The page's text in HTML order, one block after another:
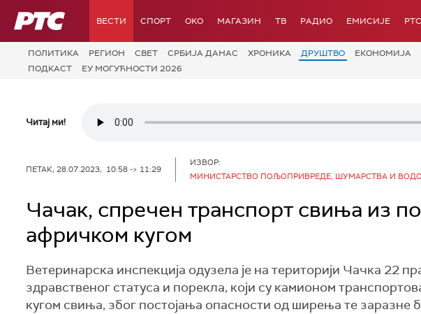
РТС ВЕСТИ СПОРТ OKO МАГАЗИН ТВ РАДИО ЕМИСИЈЕ РТС
ПОЛИТИКА РЕГИОН СВЕТ СРБИЈА ДАНАС ХРОНИКА ДРУШТВО ЕКОНОМИЈА
ПОДКАСТ
ЕУ МОГУЋНОСТИ 2026
Читај ми!
ПЕТАК, 28.07.2023, 10:58 -> 11:29
ИЗВОР:
МИНИСТАРСТВО ПОЉОПРИВРЕДЕ, ШУМАРСТВА И
Чачак, спречен транспорт свиња из
афричком кугом
Ветеринарска инспекција одузела је на територији Чачка 22
здравственог статуса и порекла, који су камионом
кугом свиња, због постојања опасности од ширења те заразне